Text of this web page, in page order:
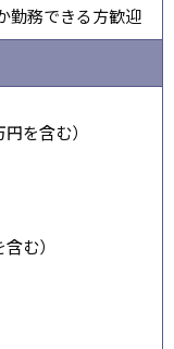
勤務できる方歓迎
を含む）
む）